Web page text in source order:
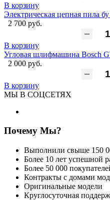
В корзину
Электрическая цепная пила
2 700 руб.
В корзину
Угловая шлифмашина Bosch
2 000 руб.
В корзину
МЫ В СОЦСЕТЯХ
Почему Мы?
Выполнили свыше 150
Более 10 лет успешной
Более 50 000
Контракты с домами мод
Оригинальные модели
Круглосуточная